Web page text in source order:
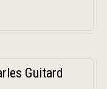
Guitard